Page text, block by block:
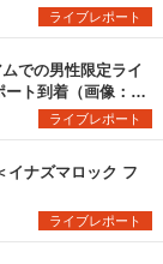
ライブレポート
での男性限定ライ
ト到着（画像：全
ライブレポート
イナズマロック フ
ライブレポート